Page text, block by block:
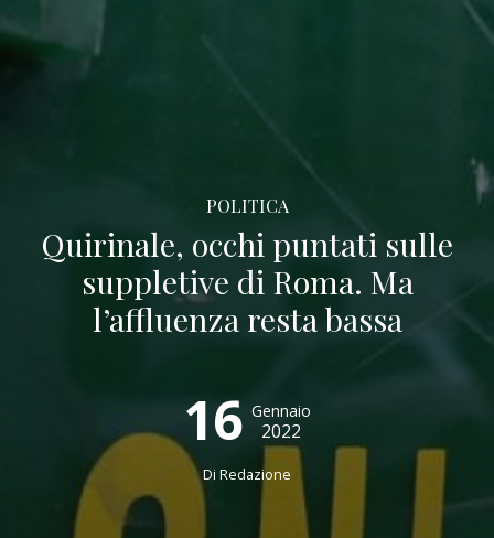
POLITICA
Quirinale, occhi puntati sulle
suppletive di Roma. Ma
l’affluenza resta bassa
16 Gennaio
2022
Di Redazione